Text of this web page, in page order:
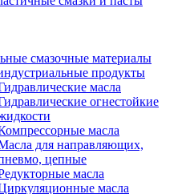
смазочные материалы
продукты
масла
огнестойкие
масла
для направляющих,
цепные
масла
масла